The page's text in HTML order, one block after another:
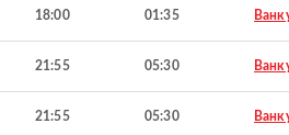
18:00 01:35
21:55 05:30
21:55 05:30